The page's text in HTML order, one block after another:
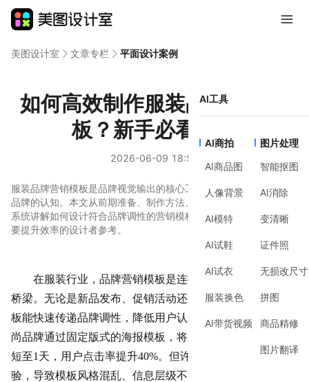
AI工具
AI商拍
AI商品图
人像背景
AI模特
AI试鞋
AI试衣
服装换色
AI带货视频
图片处理
智能抠图
AI消除
变清晰
证件照
无损改尺寸
拼图
商品精修
图片翻译
美图设计室 文章专栏 平面设计案例
如何高效制作服装品牌营销模
板？新手必看指南
2026-06-09 18:59
服装品牌营销模板是品牌视觉输出的核心工具，直接影响消费者对
品牌的认知。本文从前期准备、制作方法、风格建议到工具辅助，
系统讲解如何设计符合品牌调性的营销模板，适合零基础用户或需
要提升效率的设计者参考。
在服装行业，品牌营销模板是连接产品与消费者 的视觉
桥梁。无论是新品发布、促销活动还是日常推广，统一的模
板能快速传递品牌调性，降低用户认知成本。例如，某快时
尚品牌通过固定版式的海报模板，将新品上市周期从3天缩
短至1天，用户点击率提升40%。但许多新手常因缺乏经
验，导致模板风格混乱、信息层级不清，反而削弱品牌专业